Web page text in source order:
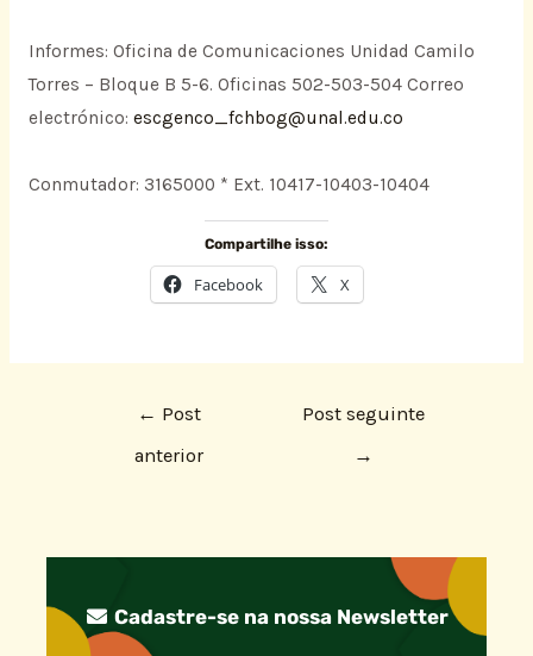
Informes: Oficina de Comunicaciones Unidad Camilo
Torres – Bloque B 5-6. Oficinas 502-503-504 Correo
electrónico: escgenco_fchbog@unal.edu.co
Conmutador: 3165000 * Ext. 10417-10403-10404
Compartilhe isso:
Facebook X
← Post
anterior
Post seguinte
→
Cadastre-se na nossa Newsletter